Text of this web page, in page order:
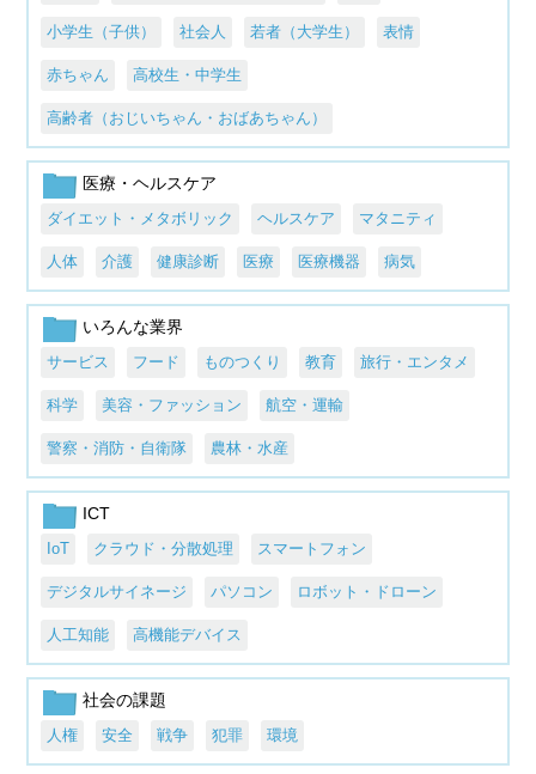
小学生（子供） 社会人 若者（大学生） 表情
赤ちゃん 高校生・中学生
高齢者（おじいちゃん・おばあちゃん）
医療・ヘルスケア
ダイエット・メタボリック ヘルスケア マタニティ
人体 介護 健康診断 医療 医療機器 病気
いろんな業界
サービス フード ものつくり 教育 旅行・エンタメ
科学 美容・ファッション 航空・運輸
警察・消防・自衛隊 農林・水産
ICT
IoT クラウド・分散処理 スマートフォン
デジタルサイネージ パソコン ロボット・ドローン
人工知能 高機能デバイス
社会の課題
人権 安全 戦争 犯罪 環境